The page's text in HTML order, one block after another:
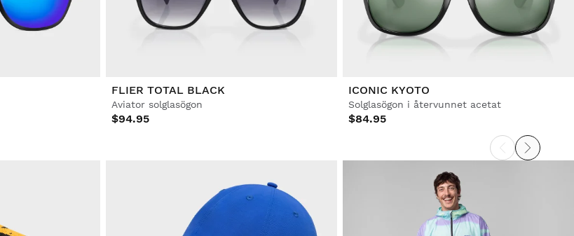
FLIER TOTAL BLACK
Aviator solglasögon
$94.95
ICONIC KYOTO
Solglasögon i återvunnet acetat
$84.95